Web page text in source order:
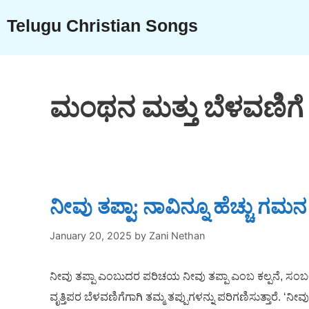
content
Telugu Christian Songs
ಮಂಥನ ಮತ್ತು ಬೆಳವಣಿಗೆ
ನೀವು ತಪ್ಪಾ: ನಾವಿನ್ನೂ ಹೆಚ್ಚು
January 20, 2025 by Zani Nethan
ನೀವು ತಪ್ಪಾ ಎಂಬುದರ ಪರಿಚಯ ನೀವು ತಪ್ಪಾ ಎಂಬ ಕಲ್ಪನೆ,
ವೃತ್ತಿಪರ ಬೆಳವಣಿಗೆಗಾಗಿ ತಮ್ಮ ತಪ್ಪುಗಳನ್ನು ಪರಿಗಣಿಸುತ್ತಾರೆ.